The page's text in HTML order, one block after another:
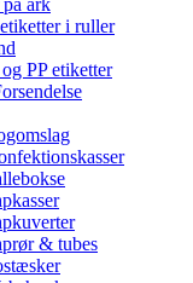
ark
i ruller
PP etiketter
& tubes